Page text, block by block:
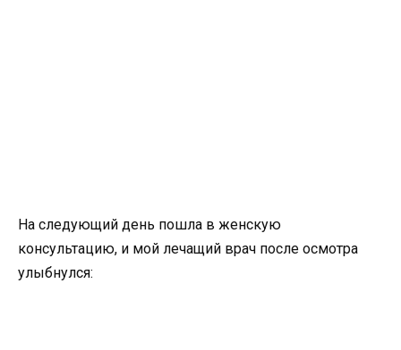
На следующий день пошла в женскую
консультацию, и мой лечащий врач после осмотра
улыбнулся: